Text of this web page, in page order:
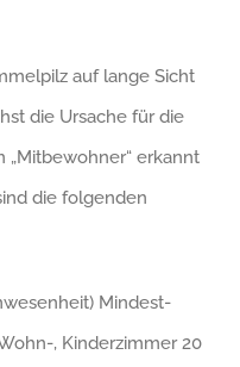
auf lange Sicht
die Ursache für die
erkannt
die folgenden
Mindest-
, Kinderzimmer 20